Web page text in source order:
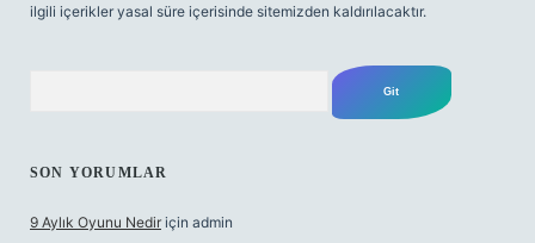
ilgili içerikler yasal süre içerisinde sitemizden kaldırılacaktır.
SON YORUMLAR
9 Aylık Oyunu Nedir için admin